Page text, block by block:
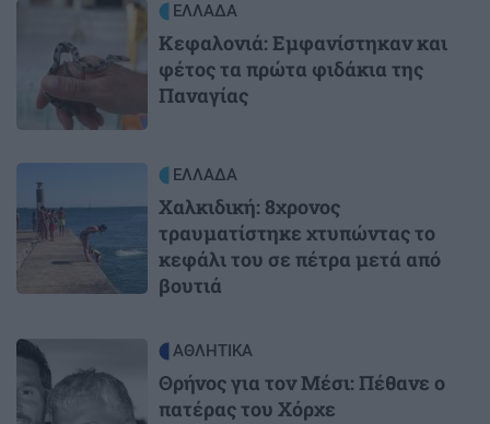
ΕΛΛΑΔΑ
Κεφαλονιά: Εμφανίστηκαν και
φέτος τα πρώτα φιδάκια της
Παναγίας
ΕΛΛΑΔΑ
Χαλκιδική: 8χρονος
τραυματίστηκε χτυπώντας το
κεφάλι του σε πέτρα μετά από
βουτιά
Image ΑΘΛΗΤΙΚΑ
Θρήνος για τον Μέσι: Πέθανε ο
πατέρας του Χόρχε